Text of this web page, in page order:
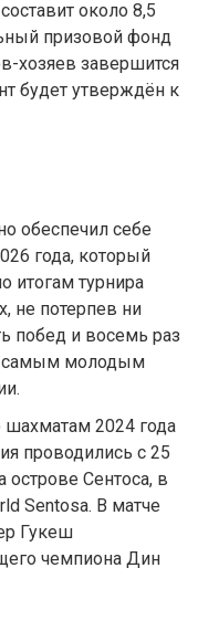
около 8,5
призовой фонд
хозяев завершится
будет утверждён к
обеспечил себе
года, который
итогам турнира
не потерпев ни
побед и восемь раз
самым молодым
шахматам 2024 года
проводились с 25
острове Сентоса, в
Sentosa. В матче
Гукеш
чемпиона Дин